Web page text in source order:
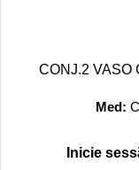
CONJ.2 VASO
Med: C
Inicie